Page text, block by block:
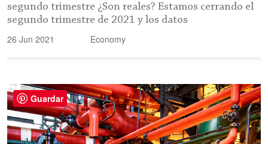
segundo trimestre ¿Son reales? Estamos cerrando el
segundo trimestre de 2021 y los datos
26 Jun 2021 Economy
Guardar